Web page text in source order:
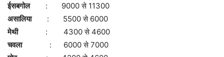
ईसबगोल
: 9000 से 11300
असालिया : 5500 से 6000
मेथी : 4300 से 4600
चवला : 6000 से 7000